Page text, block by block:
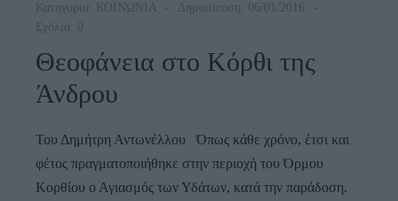
Κατηγορία: ΚΟΙΝΩΝΙΑ
Δημοσίευση: 06/01/2016
Σχόλια: 0
Θεοφάνεια στο Κόρθι της
Άνδρου
Του Δημήτρη Αντωνέλλου Όπως κάθε χρόνο, έτσι και
φέτος πραγματοποιήθηκε στην περιοχή του Όρμου
Κορθίου ο Αγιασμός των Υδάτων, κατά την παράδοση.